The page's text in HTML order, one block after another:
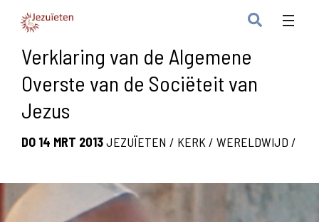
Verklaring van de Algemene
Overste van de Sociëteit van
Jezus
DO 14 MRT 2013JEZUÏETEN / KERK / WERELDWIJD /